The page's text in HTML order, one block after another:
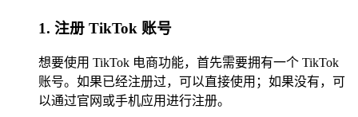
1. 注册 TikTok 账号
想要使用 TikTok 电商功能，首先需要拥有一个 TikTok
账号。如果已经注册过，可以直接使用；如果没有，可
以通过官网或手机应用进行注册。